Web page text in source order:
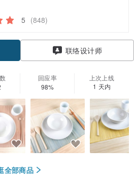
5 (848)
联络设计师
回应率
98%
上次上线
1 天内
全部商品